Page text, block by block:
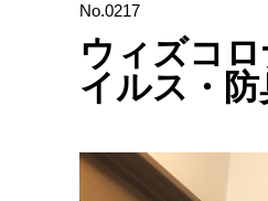
No.0217
ウィズコ
イルス・防